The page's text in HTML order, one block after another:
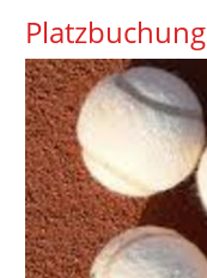
Platzbuchung